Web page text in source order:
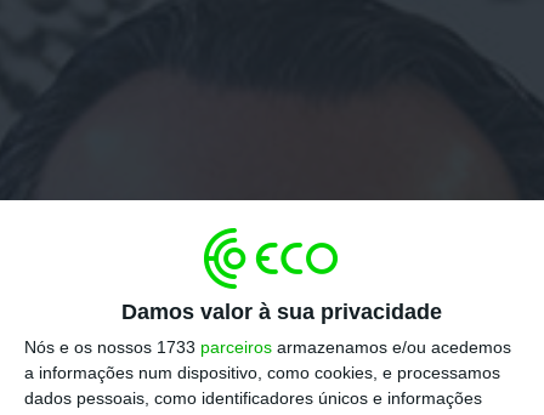
Damos valor à sua privacidade
Nós e os nossos 1733 parceiros armazenamos e/ou acedemos
a informações num dispositivo, como cookies, e processamos
dados pessoais, como identificadores únicos e informações